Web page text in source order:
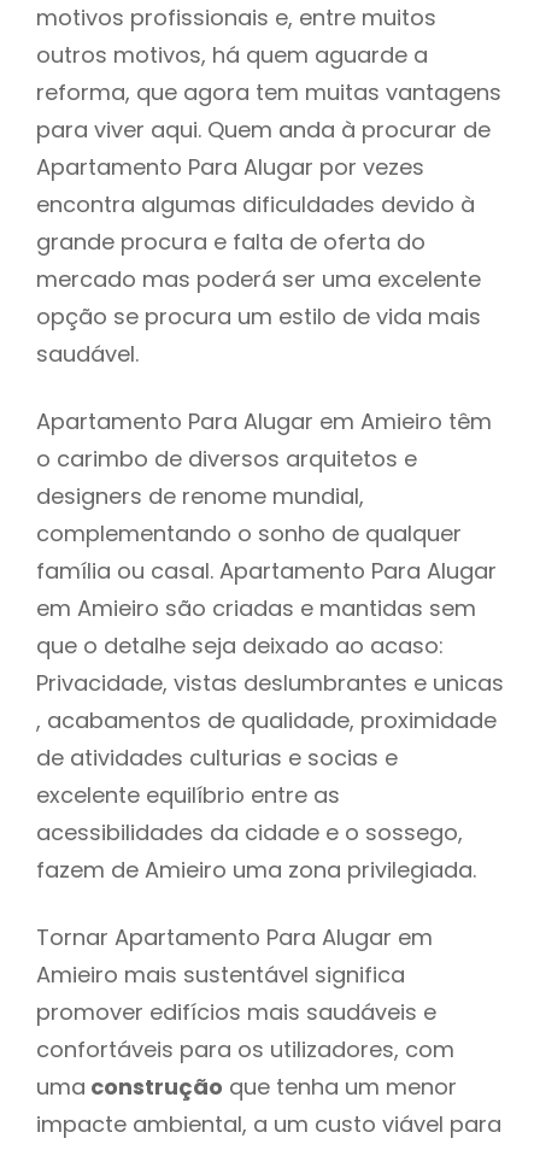
motivos profissionais e, entre muitos
outros motivos, há quem aguarde a
reforma, que agora tem muitas vantagens
para viver aqui. Quem anda à procurar de
Apartamento Para Alugar por vezes
encontra algumas dificuldades devido à
grande procura e falta de oferta do
mercado mas poderá ser uma excelente
opção se procura um estilo de vida mais
saudável.
Apartamento Para Alugar em Amieiro têm
o carimbo de diversos arquitetos e
designers de renome mundial,
complementando o sonho de qualquer
família ou casal. Apartamento Para Alugar
em Amieiro são criadas e mantidas sem
que o detalhe seja deixado ao acaso:
Privacidade, vistas deslumbrantes e unicas
, acabamentos de qualidade, proximidade
de atividades culturias e socias e
excelente equilíbrio entre as
acessibilidades da cidade e o sossego,
fazem de Amieiro uma zona privilegiada.
Tornar Apartamento Para Alugar em
Amieiro mais sustentável significa
promover edifícios mais saudáveis e
confortáveis para os utilizadores, com
uma construção que tenha um menor
impacte ambiental, a um custo viável para